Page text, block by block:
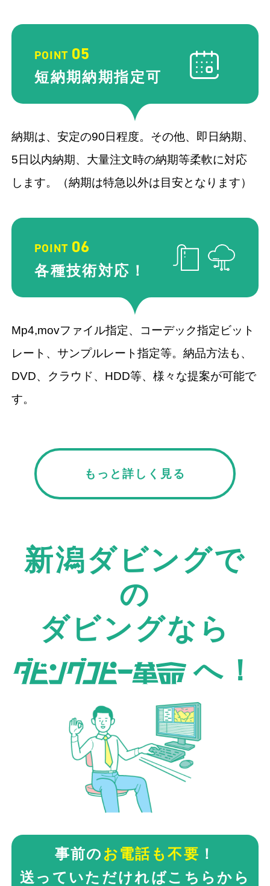
POINT 05
短納期納期指定可
納期は、安定の90日程度。その他、即日納期、
5日以内納期、大量注文時の納期等柔軟に対応
します。（納期は特急以外は目安となります）
POINT 06
各種技術対応！
Mp4,movファイル指定、コーデック指定ビット
レート、サンプルレート指定等。納品方法も、
DVD、クラウド、HDD等、様々な提案が可能で
す。
もっと詳しく見る
新潟ダビングで
の
ダビングなら
へ！
事前の お電話も不要 ！
送っていただければこちらから